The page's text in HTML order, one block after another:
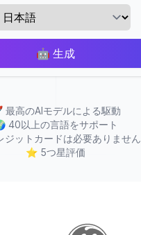
🤖 生成
最高のAIモデルによる駆動
40以上の言語をサポート
ジットカードは必要ありません
⭐ 5つ星評価